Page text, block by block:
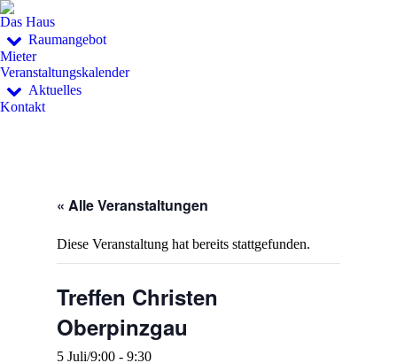
Das Haus
Raumangebot
Mieter
Veranstaltungskalender
Aktuelles
Kontakt
« Alle Veranstaltungen
Diese Veranstaltung hat bereits stattgefunden.
Treffen Christen
Oberpinzgau
5 Juli/9:00 - 9:30